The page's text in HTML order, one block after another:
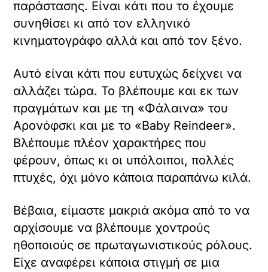
παράστασης. Είναι κάτι που το έχουμε
συνηθίσει κι από τον ελληνικό
κινηματογράφο αλλά και από τον ξένο.
Αυτό είναι κάτι που ευτυχώς δείχνει να
αλλάζει τώρα. Το βλέπουμε και εκ των
πραγμάτων και με τη «Φάλαινα» του
Αρονόφσκι και με το «Baby Reindeer».
Βλέπουμε πλέον χαρακτήρες που
φέρουν, όπως κι οι υπόλοιποι, πολλές
πτυχές, όχι μόνο κάποια παραπάνω κιλά.
Βέβαια, είμαστε μακριά ακόμα από το να
αρχίσουμε να βλέπουμε χοντρούς
ηθοποιούς σε πρωταγωνιστικούς ρόλους.
Είχε αναφέρει κάποια στιγμή σε μια